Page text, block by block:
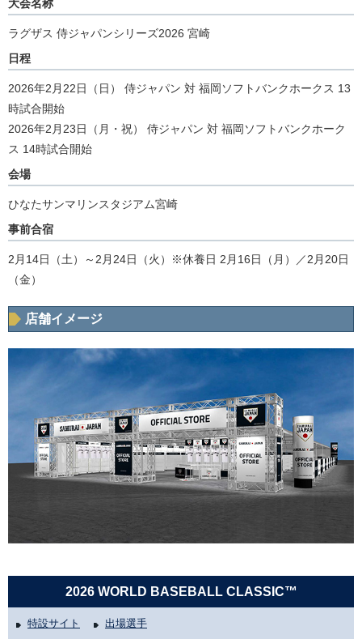
大会名称
ラグザス 侍ジャパンシリーズ2026 宮崎
日程
2026年2月22日（日） 侍ジャパン 対 福岡ソフトバンクホークス 13
時試合開始
2026年2月23日（月・祝） 侍ジャパン 対 福岡ソフトバンクホーク
ス 14時試合開始
会場
ひなたサンマリンスタジアム宮崎
事前合宿
2月14日（土）～2月24日（火）※休養日 2月16日（月）／2月20日
（金）
店舗イメージ
2026 WORLD BASEBALL CLASSIC™
特設サイト 出場選手